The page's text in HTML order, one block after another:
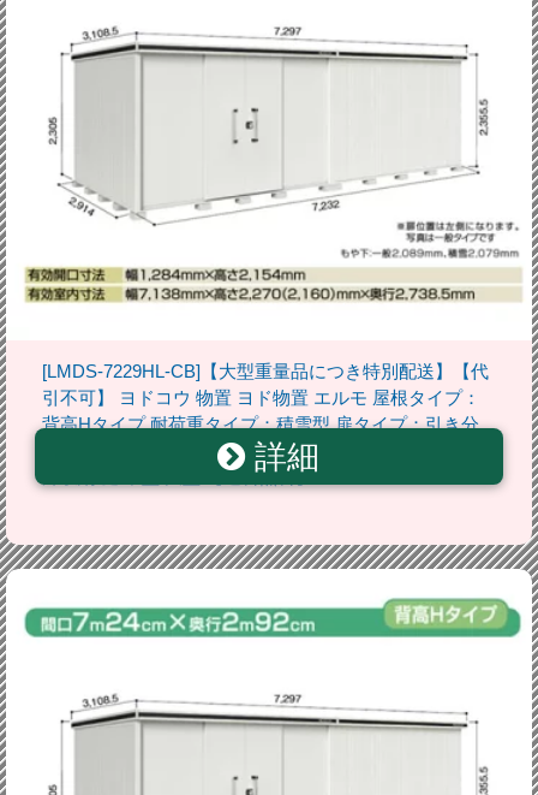
[LMDS-7229HL-CB]【大型重量品につき特別配送】【代
引不可】 ヨドコウ 物置 ヨド物置 エルモ 屋根タイプ：
背高Hタイプ 耐荷重タイプ：積雪型 扉タイプ：引き分
け戸(扉位置：左側） カシミヤベージュ 屋外 収納庫 屋
外収納 庭 中型 大型 【送料無料】
詳細